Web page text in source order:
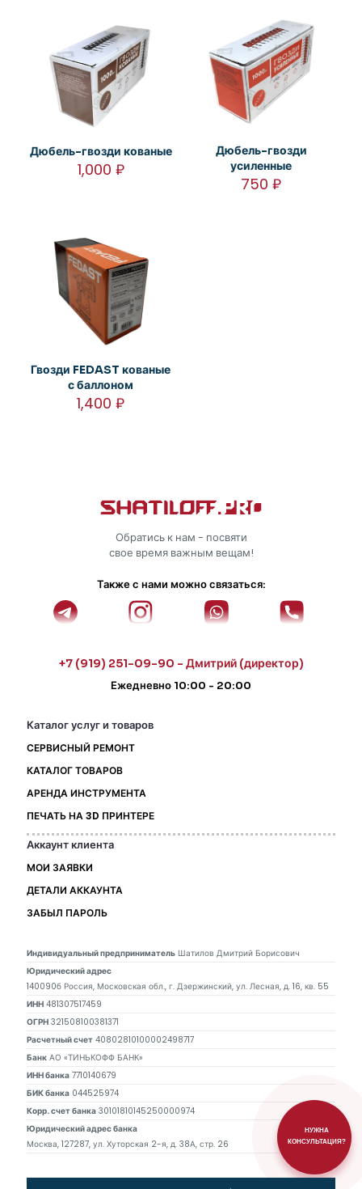
Дюбель-гвозди кованые
1,000 ₽
Дюбель-гвозди
усиленные
750₽
Гвозди FEDAST кованые
с баллоном
1,400₽
Обратись к нам - посвяти
свое время важным вещам!
Также с нами можно связаться:
+7 (919) 251-09-90 - Дмитрий (директор)
Ежедневно 10:00 - 20:00
Каталог услуг и товаров
СЕРВИСНЫЙ РЕМОНТ
КАТАЛОГ ТОВАРОВ
АРЕНДА ИНСТРУМЕНТА
ПЕЧАТЬ НА 3D ПРИНТЕРЕ
Аккаунт клиента
МОИ ЗАЯВКИ
ДЕТАЛИ АККАУНТА
ЗАБЫЛ ПАРОЛЬ
Индивидуальный предприниматель Шатилов Дмитрий Борисович
Юридический адрес
140090б Россия, Московская обл., г. Дзержинский, ул. Лесная, д. 16, кв. 55
ИНН 481307517459
ОГРН 321508100381371
Расчетный счет 40802810100002498717
Банк АО «ТИНЬКОФФ БАНК»
ИНН банка 7710140679
БИК банка 044525974
Корр. счет банка 30101810145250000974
Юридический адрес банка
Москва, 127287, ул. Хуторская 2-я, д. 38А, стр. 26
НУЖНА
КОНСУЛЬТАЦИЯ?